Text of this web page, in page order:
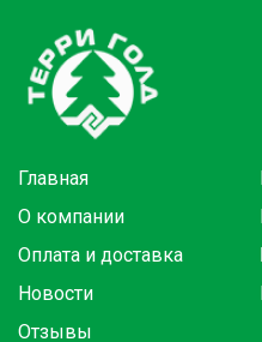
Главная
О компании
Оплата и доставка
Новости
Отзывы